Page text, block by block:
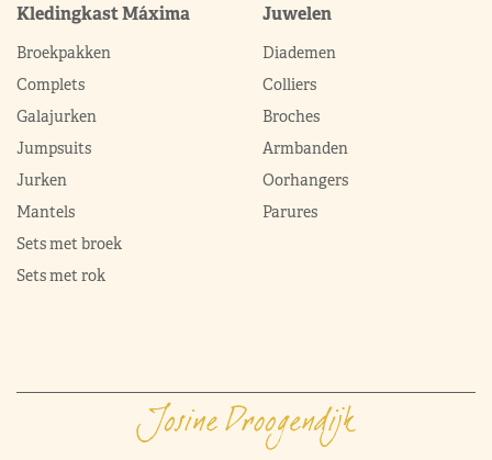
Kledingkast Máxima
Broekpakken
Complets
Galajurken
Jumpsuits
Jurken
Mantels
Sets met broek
Sets met rok
Juwelen
Diademen
Colliers
Broches
Armbanden
Oorhangers
Parures